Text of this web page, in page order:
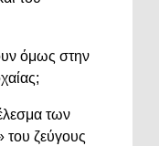
όμως στην
των
του ζεύγους